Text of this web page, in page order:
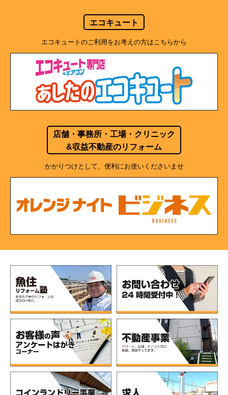
エコキュート
エコキュートのご利用をお考えの方はこちらから
店舗・事務所・工場・クリニック
&収益不動産のリフォーム
かかりつけとして、便利にお使いくださいませ